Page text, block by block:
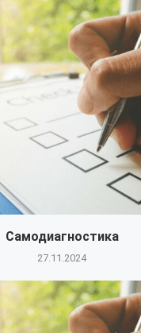
Самодиагностика
27.11.2024